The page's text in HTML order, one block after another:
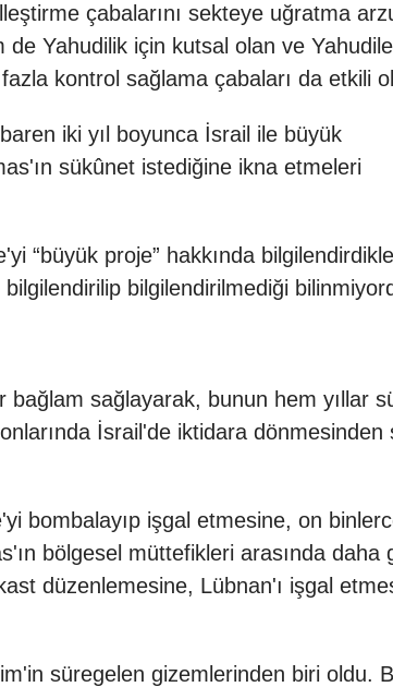
çabalarını sekteye uğratma
Yahudilik için kutsal olan ve
kontrol sağlama çabaları da etkili
iki yıl boyunca İsrail ile büyük
sükûnet istediğine ikna etmeleri
“büyük proje” hakkında
bilgilendirilmediği
sağlayarak, bunun hem yıllar
İsrail'de iktidara dönmesinden
bombalayıp işgal etmesine, on
bölgesel müttefikleri arasında daha
düzenlemesine, Lübnan'ı işgal
süregelen gizemlerinden biri oldu.